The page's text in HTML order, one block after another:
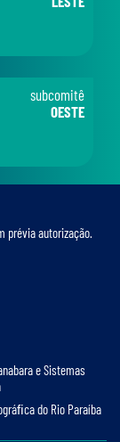
subcomitê
OESTE
prévia autorização.
e Sistemas
do Rio Paraíba